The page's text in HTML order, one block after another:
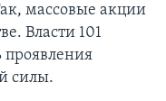
массовые акции
Власти 101
проявления
силы.